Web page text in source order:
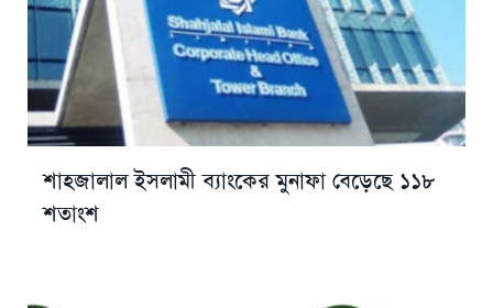
শাহজালাল ইসলামী ব্যাংকের মুনাফা বেড়েছে ১১৮
শতাংশ